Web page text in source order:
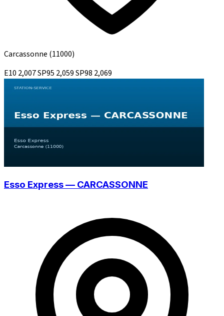
Carcassonne (11000)
E10 2,007SP95 2,059SP98 2,069
Esso Express — CARCASSONNE